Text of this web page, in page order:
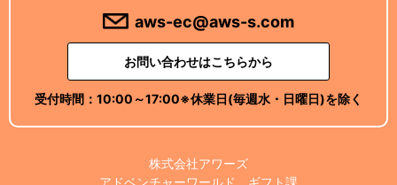
aws-ec@aws-s.com
お問い合わせはこちらから
受付時間： 10:00～17:00※休業日(毎週水・日曜日)を除く
株式会社アワーズ
アドベンチャーワールド ギフト課